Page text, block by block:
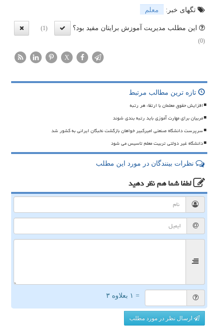
تگهای خبر:
معلم
این مطلب مدیریت آموزش برایتان مفید بود؟
(1)
(0)
X
تازه ترین مطالب مرتبط
افزایش حقوق معلمان با ارتقاء هر رتبه
مربیان برای مهارت آموزی باید رتبه بندی شوند
سرپرست دانشگاه صنعتی امیرکبیر خواهان بازگشت نخبگان ایرانی به کشور شد
دانشگاه غیر دولتی تربیت معلم تاسیس می شود
نظرات بینندگان در مورد این مطلب
لطفا شما همنظر دهید
= ۱ بعلاوه ۳
ارسال نظر در مورد مطلب